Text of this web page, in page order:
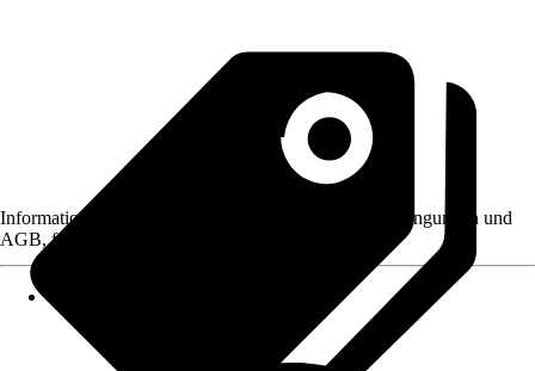
Informationen des Verkäufers, wie z. B. Rückgabebedingungen und
AGB, finden Sie bei Klick auf den Verkäufernamen.